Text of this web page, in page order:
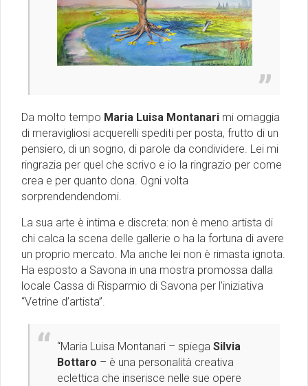
Da molto tempo Maria Luisa Montanari mi omaggia
di meravigliosi acquerelli spediti per posta, frutto di un
pensiero, di un sogno, di parole da condividere. Lei mi
ringrazia per quel che scrivo e io la ringrazio per come
crea e per quanto dona. Ogni volta
sorprendendendomi.
La sua arte è intima e discreta: non è meno artista di
chi calca la scena delle gallerie o ha la fortuna di avere
un proprio mercato. Ma anche lei non è rimasta ignota.
Ha esposto a Savona in una mostra promossa dalla
locale Cassa di Risparmio di Savona per l’iniziativa
“Vetrine d’artista”.
“Maria Luisa Montanari – spiega Silvia
Bottaro – è una personalità creativa
eclettica che inserisce nelle sue opere